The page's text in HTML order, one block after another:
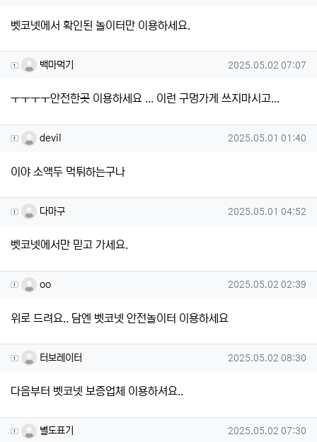
벳코넷에서 확인된 놀이터만 이용하세요.
백마먹기님의 댓글
백마먹기 작성일
2025.05.02 07:07
ㅜㅜㅜㅜ안전한곳 이용하세요 ... 이런 구멍가게 쓰지마시고...
devil님의 댓글
devil 작성일
2025.05.01 01:40
이야 소액두 먹튀하는구나
다마구님의 댓글
다마구 작성일
2025.05.01 04:52
벳코넷에서만 믿고 가세요.
oo님의 댓글
oo 작성일
2025.05.02 02:39
위로 드려요.. 담엔 벳코넷 안전놀이터 이용하세요
터보레이터님의 댓글
터보레이터 작성일
2025.05.02 08:30
다음부터 벳코넷 보증업체 이용하셔요..
별도표기님의 댓글
별도표기 작성일
2025.05.02 07:30